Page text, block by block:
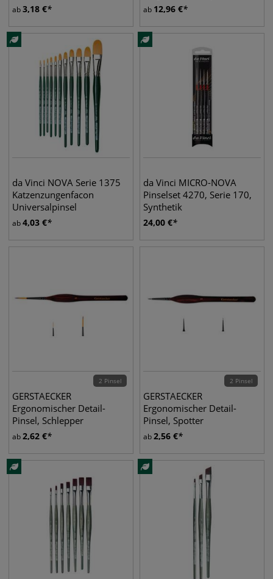
ab3,18 € ab 12,96 €
da Vinci NOVA Serie 1375
Katzenzungenfacon
Universalpinsel
ab4,03 €
da Vinci MICRO-NOVA
Pinselset 4270, Serie 170,
Synthetik
24,00 €
2 Pinsel
GERSTAECKER
Ergonomischer Detail-
Pinsel, Schlepper
ab2,62 €
2 Pinsel
GERSTAECKER
Ergonomischer Detail-
Pinsel, Spotter
ab2,56 €